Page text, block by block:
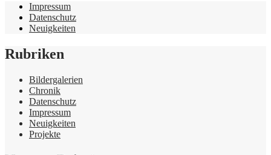
Impressum
Datenschutz
Neuigkeiten
Rubriken
Bildergalerien
Chronik
Datenschutz
Impressum
Neuigkeiten
Projekte